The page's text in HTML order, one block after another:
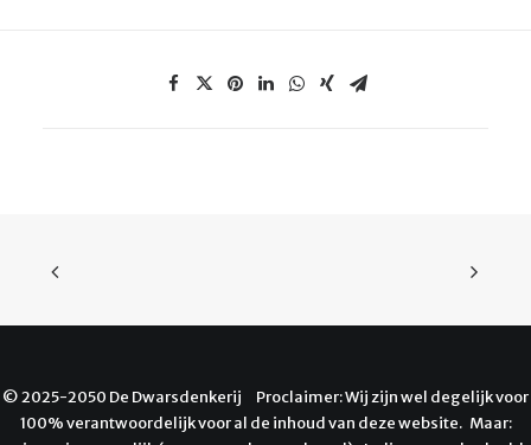
© 2025-2050 De Dwarsdenkerij Proclaimer: Wij zijn wel degelijk voor
100% verantwoordelijk voor al de inhoud van deze website. Maar: